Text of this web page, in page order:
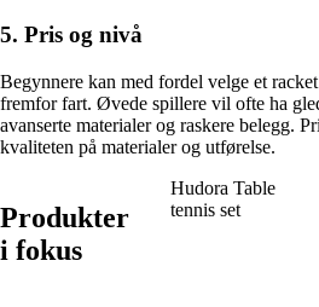
5. Pris og nivå
Begynnere kan med fordel velge et
fremfor fart. Øvede spillere vil ofte ha
avanserte materialer og raskere belegg.
kvaliteten på materialer og utførelse.
Produkter
i fokus
Hudora Table
tennis set